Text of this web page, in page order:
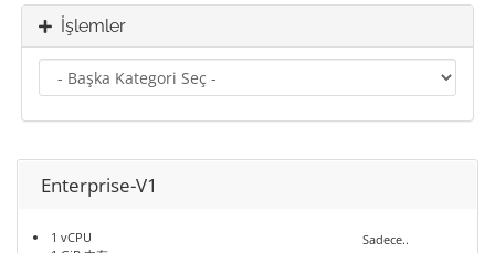
İşlemler
Enterprise-V1
1 vCPU
Sadece..